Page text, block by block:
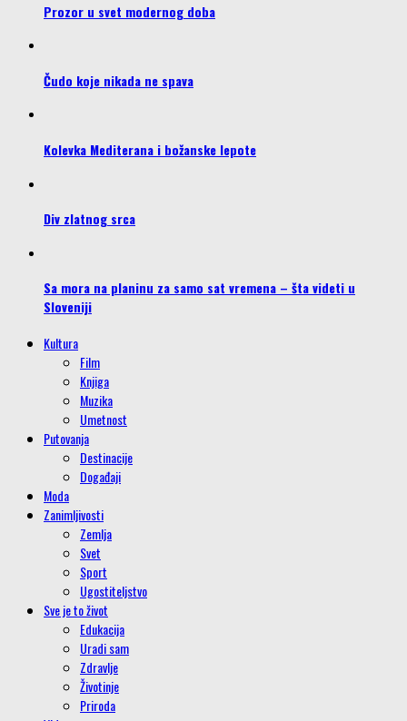
Prozor u svet modernog doba
Čudo koje nikada ne spava
Kolevka Mediterana i božanske lepote
Div zlatnog srca
Sa mora na planinu za samo sat vremena – šta videti u
Sloveniji
Kultura
Film
Knjiga
Muzika
Umetnost
Putovanja
Destinacije
Događaji
Moda
Zanimljivosti
Zemlja
Svet
Sport
Ugostiteljstvo
Sve je to život
Edukacija
Uradi sam
Zdravlje
Životinje
Priroda